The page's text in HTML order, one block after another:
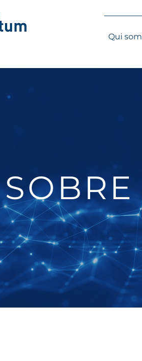
Qui som